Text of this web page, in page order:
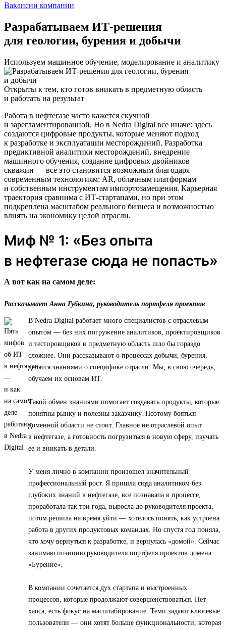
Вакансии компании
Разрабатываем ИТ-решения
для геологии, бурения и добычи
Используем машинное обучение, моделирование и аналитику
Открыты к тем, кто готов вникать в предметную область
и работать на результат
Работа в нефтегазе часто кажется скучной
и зарегламентированной. Но в Nedra Digital все иначе: здесь
создаются цифровые продукты, которые меняют подход
к разработке и эксплуатации месторождений. Разработка
предиктивной аналитики месторождений, внедрение
машинного обучения, создание цифровых двойников
скважин — все это становится возможным благодаря
современным технологиям: AR, облачным платформам
и собственным инструментам импортозамещения. Карьерная
траектория сравнима с ИТ-стартапами, но при этом
подкреплена масштабом реального бизнеса и возможностью
влиять на экономику целой отрасли.
Миф № 1: «Без опыта
в нефтегазе сюда не попасть»
А вот как на самом деле:
Рассказывает Анна Губкина, руководитель портфеля проектов
В Nedra Digital работает много специалистов с отраслевым
опытом — без них погружение аналитиков, проектировщиков
и тестировщиков в предметную область шло бы гораздо
сложнее. Они рассказывают о процессах добычи, бурения,
делятся знаниями о специфике отрасли. Мы, в свою очередь,
обучаем их основам ИТ.
Такой обмен знаниями помогает создавать продукты, которые
понятны рынку и полезны заказчику. Поэтому бояться
доменной области не стоит. Главное не отраслевой опыт
в нефтегазе, а готовность погрузиться в новую сферу, изучать
ее и вникать в детали.
У меня лично в компании произошел значительный
профессиональный рост. Я пришла сюда аналитиком без
глубоких знаний в нефтегазе, все познавала в процессе,
проработала так три года, выросла до руководителя проекта,
потом решила на время уйти — хотелось понять, как устроена
работа в других продуктовых командах. Но спустя год поняла,
что хочу вернуться к разработке, и вернулась «домой». Сейчас
занимаю позицию руководителя портфеля проектов домена
«Бурение».
В компании сочетается дух стартапа и выстроенных
процессов, которые продолжают совершенствоваться. Нет
хаоса, есть фокус на масштабирование. Темп задают ключевые
пользователи — они хотят больше функциональности, которая